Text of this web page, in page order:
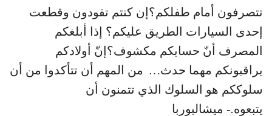
تتصرفون أمام طفلكم؟إن كنتم تقودون وقطعت
إحدى السيارات الطريق عليكم؟ إذا أبلغكم
المصرف أنّ حسابكم مكشوف؟إنّ أولادكم
يراقبونكم مهما حدث… من المهم أن تتأكدوا من أن
سلوككم هو السلوك الذي تتمنون أن
يتبعوه.- ميشالبوربا